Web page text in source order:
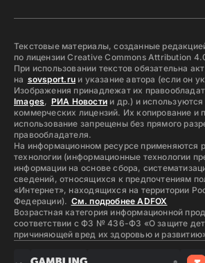
Текстовые материалы, созданные
по лицензии Creative Commons Attribution
При использовании текстов обязательна
на sovsport.ruи указание автора (если он
Изображения принадлежат их
Images, РИА Новости и др.) и
коммерческих лицензий. Их копирование и
использование запрещены без прямого
правообладателя.
На информационном ресурсе применяются
технологии (информационные технологии
информации на основе сбора,
сведений, относящихся к предпочтениям
«Интернет», находящихся на территории
Федерации). См. подробнее ADFOX
Возрастная категория информационной
соответствии с ФЗ № 436-ФЗ «О защите
причиняющей вред их здоровью и